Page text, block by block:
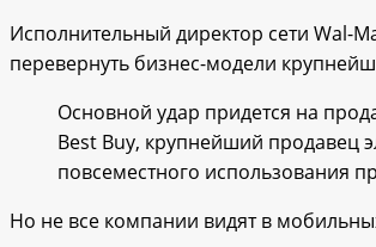
Исполнительный директор сети Wal-
перевернуть бизнес-модели
Основной удар придется на
Best Buy, крупнейший продавец
повсеместного использования
Но не все компании видят в